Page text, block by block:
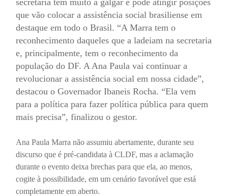
que vão colocar a assistência social brasiliense em
destaque em todo o Brasil. “A Marra tem o
reconhecimento daqueles que a ladeiam na secretaria
e, principalmente, tem o reconhecimento da
população do DF. A Ana Paula vai continuar a
revolucionar a assistência social em nossa cidade”,
destacou o Governador Ibaneis Rocha. “Ela vem
para a política para fazer política pública para quem
mais precisa”, finalizou o gestor.
Ana Paula Marra não assumiu abertamente, durante seu
discurso que é pré-candidata à CLDF, mas a aclamação
durante o evento deixa brechas para que ela, ao menos,
cogite à possibilidade, em um cenário favorável que está
completamente em aberto.